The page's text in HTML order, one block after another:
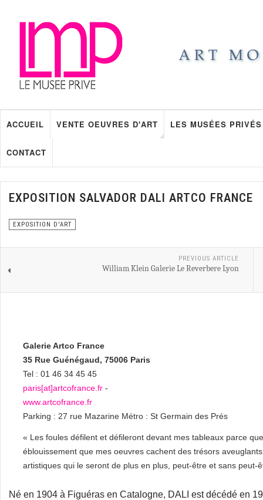
ACCUEIL VENTE OEUVRES D'ART LES MUSÉES PRIVÉS
CONTACT
EXPOSITION SALVADOR DALI ARTCO FRANCE
EXPOSITION D'ART
PREVIOUS ARTICLE
William Klein Galerie Le Reverbere Lyon
Galerie Artco France
35 Rue Guénégaud, 75006 Paris
Tel : 01 46 34 45 45
paris[at]artcofrance.fr -
www.artcofrance.fr
Parking : 27 rue Mazarine Métro : St Germain des Prés
« Les foules défilent et défileront devant mes tableaux parce
éblouissement que mes oeuvres cachent des trésors
artistiques qui le seront de plus en plus, peut-être et sans peut-
Né en 1904 à Figuéras en Catalogne, DALI est décédé en